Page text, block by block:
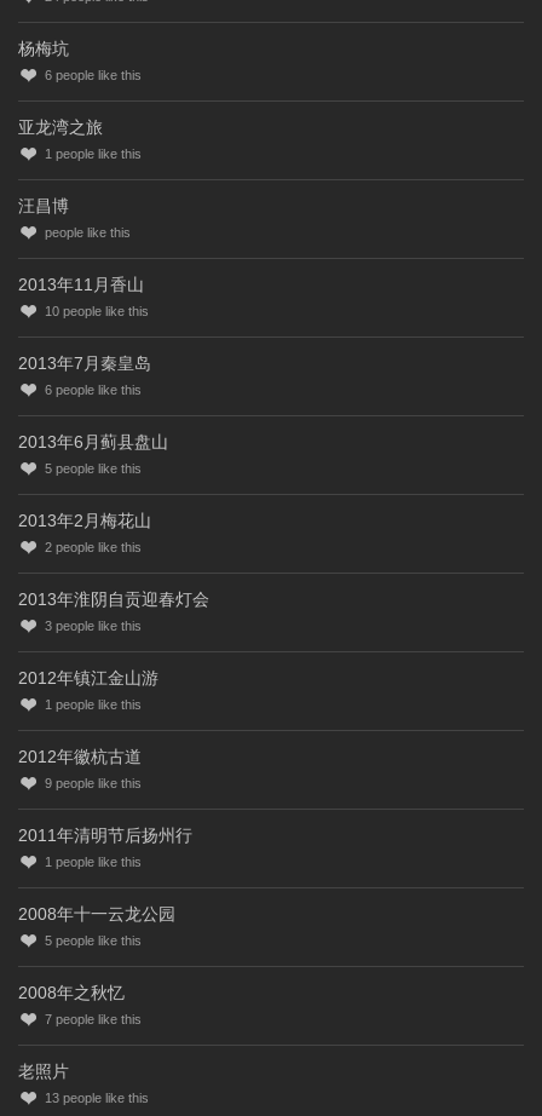
杨梅坑
6 people like this
亚龙湾之旅
1 people like this
汪昌博
people like this
2013年11月香山
10 people like this
2013年7月秦皇岛
6 people like this
2013年6月蓟县盘山
5 people like this
2013年2月梅花山
2 people like this
2013年淮阴自贡迎春灯会
3 people like this
2012年镇江金山游
1 people like this
2012年徽杭古道
9 people like this
2011年清明节后扬州行
1 people like this
2008年十一云龙公园
5 people like this
2008年之秋忆
7 people like this
老照片
13 people like this